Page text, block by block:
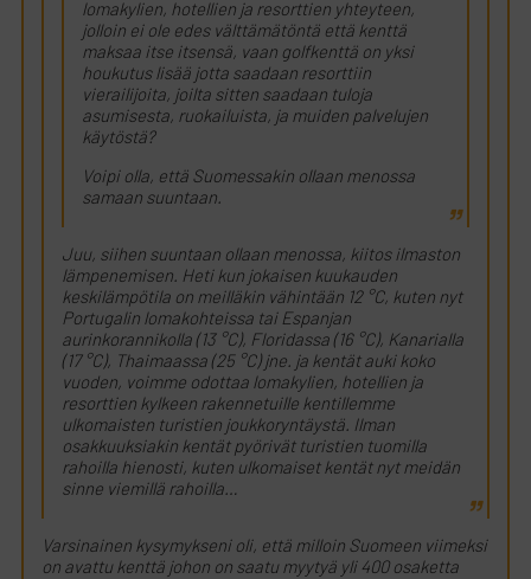
lomakylien, hotellien ja resorttien yhteyteen,
jolloin ei ole edes välttämätöntä että kenttä
maksaa itse itsensä, vaan golfkenttä on yksi
houkutus lisää jotta saadaan resorttiin
vierailijoita, joilta sitten saadaan tuloja
asumisesta, ruokailuista, ja muiden palvelujen
käytöstä?
Voipi olla, että Suomessakin ollaan menossa
samaan suuntaan.
Juu, siihen suuntaan ollaan menossa, kiitos ilmaston
lämpenemisen. Heti kun jokaisen kuukauden
keskilämpötila on meilläkin vähintään 12 °C, kuten nyt
Portugalin lomakohteissa tai Espanjan
aurinkorannikolla (13 °C), Floridassa (16 °C), Kanarialla
(17 °C), Thaimaassa (25 °C) jne. ja kentät auki koko
vuoden, voimme odottaa lomakylien, hotellien ja
resorttien kylkeen rakennetuille kentillemme
ulkomaisten turistien joukkoryntäystä. Ilman
osakkuuksiakin kentät pyörivät turistien tuomilla
rahoilla hienosti, kuten ulkomaiset kentät nyt meidän
sinne viemillä rahoilla…
Varsinainen kysymykseni oli, että milloin Suomeen viimeksi
on avattu kenttä johon on saatu myytyä yli 400 osaketta